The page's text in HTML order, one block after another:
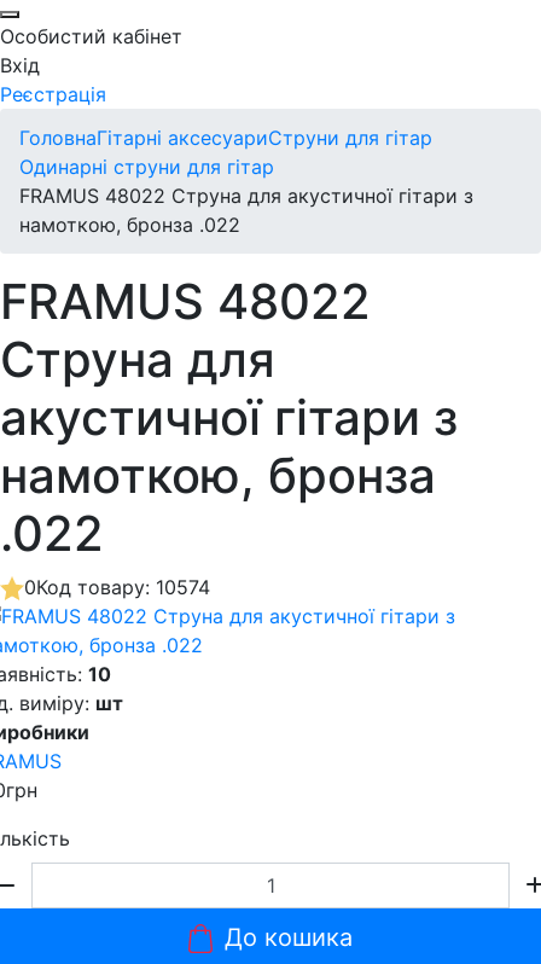
Особистий кабінет
Вхід
Реєстрація
ГоловнаГітарні аксесуариСтруни для гітар
Одинарні струни для гітар
FRAMUS 48022 Струна для акустичної гітари з
намоткою, бронза .022
FRAMUS 48022
Струна для
акустичної гітари з
намоткою, бронза
.022
0Код товару: 10574
10
виміру: шт
До кошика